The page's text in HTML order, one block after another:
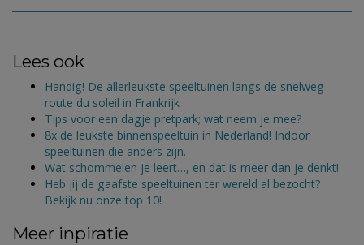
Lees ook
Handig! De allerleukste speeltuinen langs de snelweg
route du soleil in Frankrijk
Tips voor een dagje pretpark; wat neem je mee?
8x de leukste binnenspeeltuin in Nederland! Indoor
speeltuinen die anders zijn.
Wat schommelen je leert…, en dat is meer dan je denkt!
Heb jij de gaafste speeltuinen ter wereld al bezocht?
Bekijk nu onze top 10!
Meer inpiratie